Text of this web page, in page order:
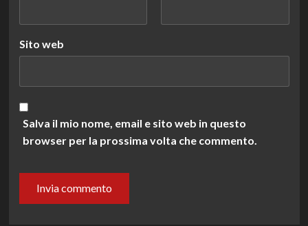
Sito web
Salva il mio nome, email e sito web in questo
browser per la prossima volta che commento.